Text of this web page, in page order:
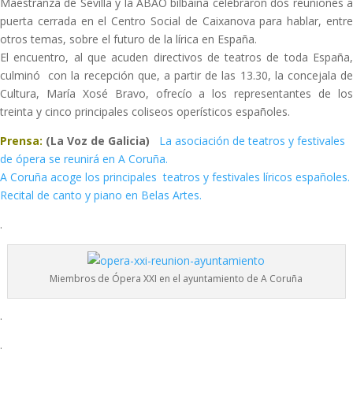
puerta cerrada en el Centro Social de Caixanova para hablar, entre
otros temas, sobre el futuro de la lírica en España.
El encuentro, al que acuden directivos de teatros de toda España,
culminó con la recepción que, a partir de las 13.30, la concejala de
Cultura, María Xosé Bravo, ofrecío a los representantes de los
treinta y cinco principales coliseos operísticos españoles.
Prensa: (La Voz de Galicia)
La asociación de teatros y festivales
de ópera se reunirá en A Coruña.
A Coruña acoge los principales teatros y festivales líricos españoles.
Recital de canto y piano en Belas Artes.
.
Miembros de Ópera XXI en el ayuntamiento de A Coruña
.
.